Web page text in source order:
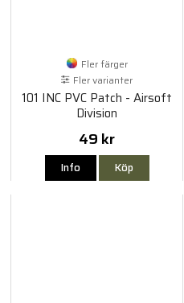
Fler färger
Fler varianter
101 INC PVC Patch - Airsoft
Division
49 kr
Info Köp